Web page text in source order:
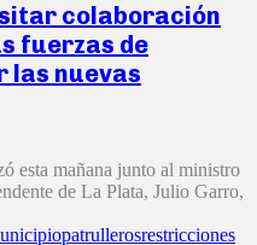
colaboración
fuerzas de
las nuevas
esta mañana junto al ministro
de La Plata, Julio Garro,
patrullerosrestricciones